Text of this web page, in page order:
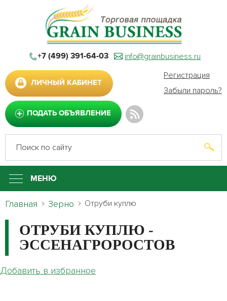
+7 (499) 391-64-03 info@grainbusiness.ru
ЛИЧНЫЙ КАБИНЕТ
Регистрация
Забыли пароль?
ПОДАТЬ ОБЪЯВЛЕНИЕ
МЕНЮ
Главная Зерно Отруби куплю
ОТРУБИ КУПЛЮ -
ЭССЕНАГРОРОСТОВ
Добавить в избранное